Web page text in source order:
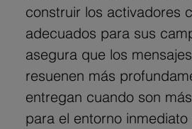
construir los activadores
adecuados para sus
asegura que los
resuenen más
entregan cuando son
para el entorno inmediato